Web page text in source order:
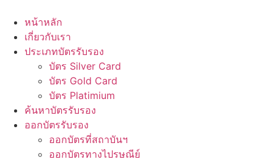
content
หน้าหลัก
เกี่ยวกับเรา
ประเภทบัตรรับรอง
บัตร Silver Card
บัตร Gold Card
บัตร Platimium
ค้นหาบัตรรับรอง
ออกบัตรรับรอง
ออกบัตรที่สถาบันฯ
ออกบัตรทางไปรษณีย์